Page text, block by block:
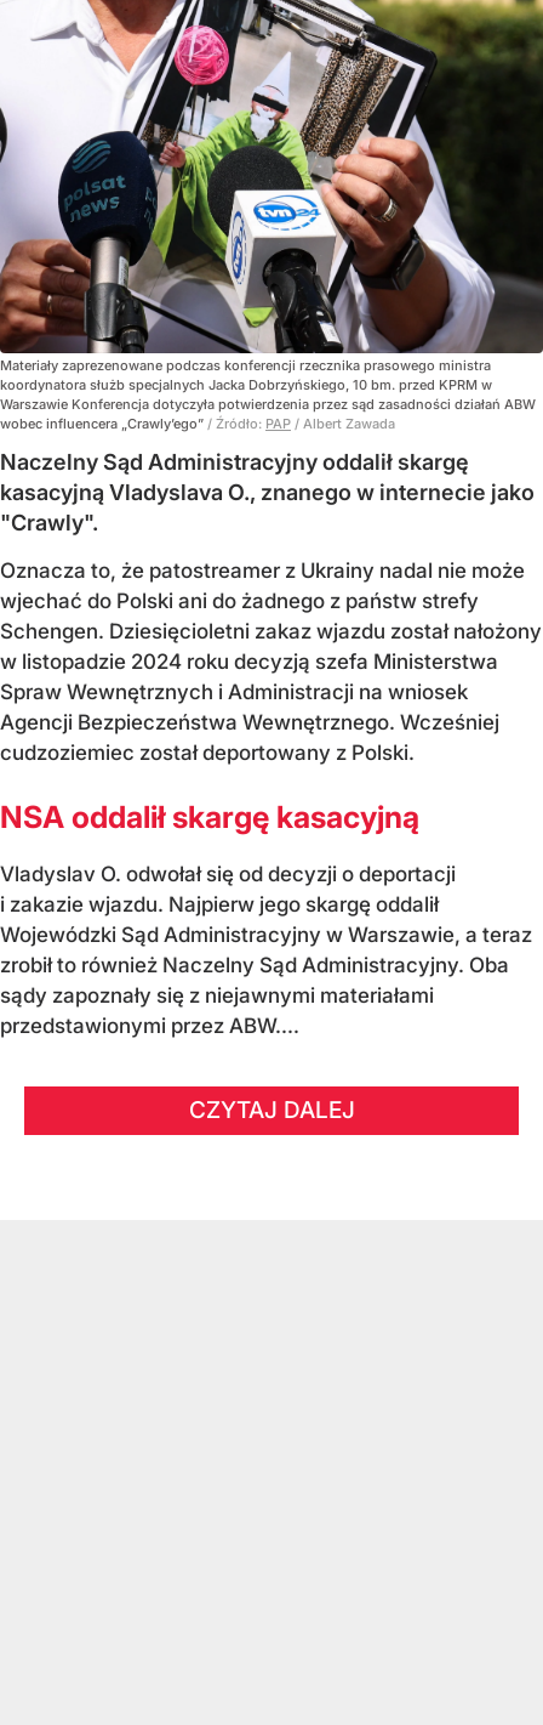
Materiały zaprezenowane podczas konferencji rzecznika prasowego ministra
koordynatora służb specjalnych Jacka Dobrzyńskiego, 10 bm. przed KPRM w
Warszawie Konferencja dotyczyła potwierdzenia przez sąd zasadności działań ABW
wobec influencera „Crawly’ego” / Źródło: PAP / Albert Zawada
Naczelny Sąd Administracyjny oddalił skargę
kasacyjną Vladyslava O., znanego w internecie jako
"Crawly".
Oznacza to, że patostreamer z Ukrainy nadal nie może
wjechać do Polski ani do żadnego z państw strefy
Schengen. Dziesięcioletni zakaz wjazdu został nałożony
w listopadzie 2024 roku decyzją szefa Ministerstwa
Spraw Wewnętrznych i Administracji na wniosek
Agencji Bezpieczeństwa Wewnętrznego. Wcześniej
cudzoziemiec został deportowany z Polski.
NSA oddalił skargę kasacyjną
Vladyslav O. odwołał się od decyzji o deportacji
i zakazie wjazdu. Najpierw jego skargę oddalił
Wojewódzki Sąd Administracyjny w Warszawie, a teraz
zrobił to również Naczelny Sąd Administracyjny. Oba
sądy zapoznały się z niejawnymi materiałami
przedstawionymi przez ABW....
CZYTAJ DALEJ